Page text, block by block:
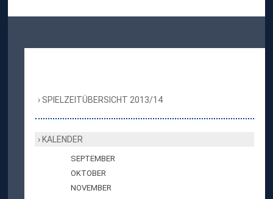
SPIELZEITÜBERSICHT 2013/14
KALENDER
SEPTEMBER
OKTOBER
NOVEMBER